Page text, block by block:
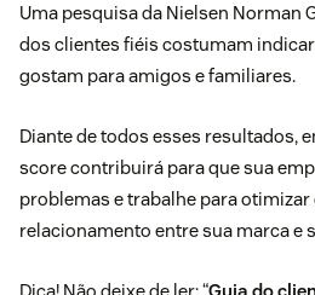
Uma pesquisa da Nielsen Norman
dos clientes fiéis costumam
gostam para amigos e familiares.
Diante de todos esses resultados,
score contribuirá para que sua
problemas e trabalhe para
relacionamento entre sua marca e